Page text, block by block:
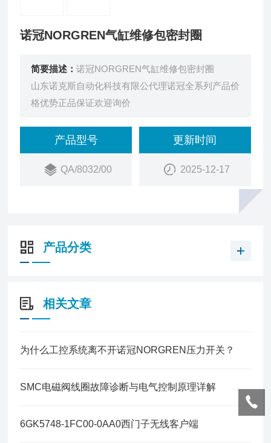
诺冠NORGREN气缸维修包密封圈
简要描述：诺冠NORGREN气缸维修包密封圈
山东诺克斯自动化科技有限公代理诺冠全系列产品价
格优势正品保证欢迎询价
产品型号
QA/8032/00
更新时间
2025-12-17
产品分类
相关文章
为什么工控系统离不开诺冠NORGREN压力开关？
SMC电磁阀线圈故障诊断与电气控制原理详解
6GK5748-1FC00-0AA0西门子无线客户端